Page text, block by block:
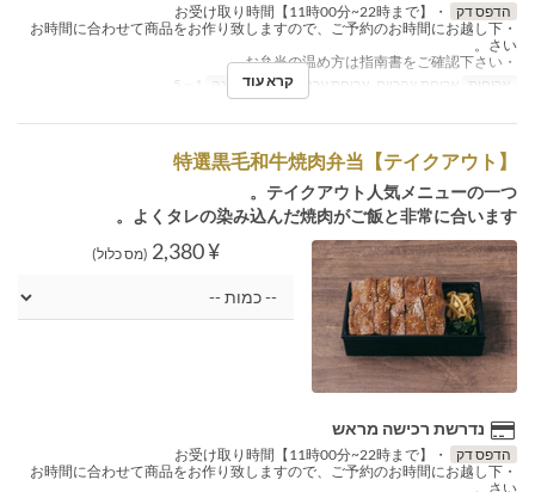
הדפס דק
・お受け取り時間【11時00分~22時まで】
・お時間に合わせて商品をお作り致しますので、ご予約のお時間にお越し下
さい。
・お弁当の温め方は指南書をご確認下さい。
ארוחות ארוחת צהריים, ארוחת ערב מגבלת הזמנה
קרא עוד
【テイクアウト】特選黒毛和牛焼肉弁当
テイクアウト人気メニューの一つ。
よくタレの染み込んだ焼肉がご飯と非常に合います。
¥ 2,380 (מס כלול)
נדרשת רכישה מראש
הדפס דק
・お受け取り時間【11時00分~22時まで】
・お時間に合わせて商品をお作り致しますので、ご予約のお時間にお越し下
さい。